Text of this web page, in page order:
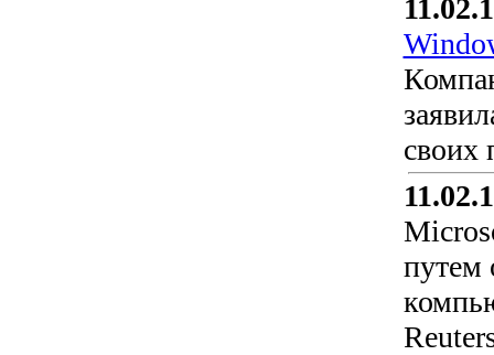
своих
путем